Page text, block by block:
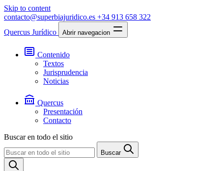
Skip to content
contacto@superbiajuridico.es +34 913 658 322
Quercus Jurídico
Abrir navegacion
Contenido
Textos
Jurisprudencia
Noticias
Quercus
Presentación
Contacto
Buscar en todo el sitio
Buscar